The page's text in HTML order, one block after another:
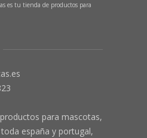
es tu tienda de productos para
para mascotas,
españa y portugal,